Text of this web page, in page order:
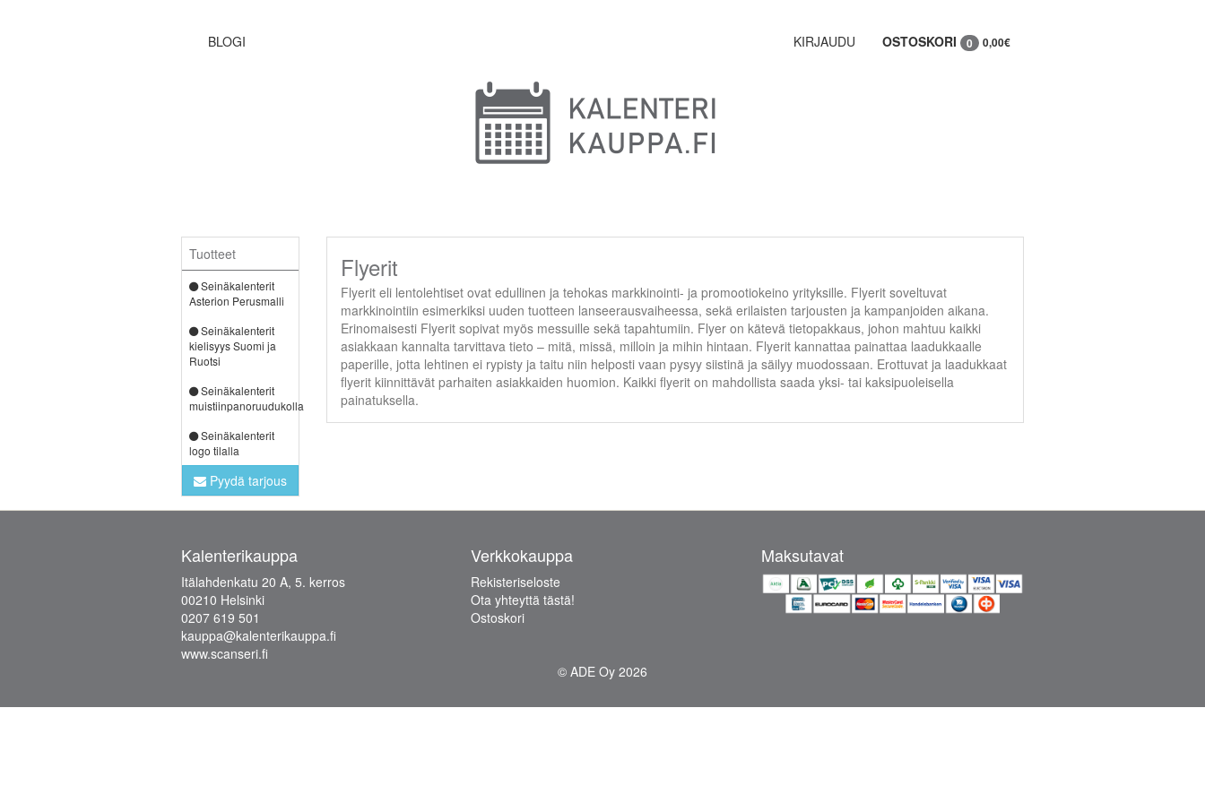
BLOGI KIRJAUDU OSTOSKORI 0 0,00€
Tuotteet
Seinäkalenterit
Asterion Perusmalli
Seinäkalenterit
kielisyys Suomi ja
Ruotsi
Seinäkalenterit
muistiinpanoruudukolla
Seinäkalenterit
logo tilalla
Pyydä tarjous
Flyerit
Flyerit eli lentolehtiset ovat edullinen ja tehokas markkinointi- ja promootiokeino yrityksille. Flyerit soveltuvat
markkinointiin esimerkiksi uuden tuotteen lanseerausvaiheessa, sekä erilaisten tarjousten ja kampanjoiden aikana.
Erinomaisesti Flyerit sopivat myös messuille sekä tapahtumiin. Flyer on kätevä tietopakkaus, johon mahtuu kaikki
asiakkaan kannalta tarvittava tieto – mitä, missä, milloin ja mihin hintaan. Flyerit kannattaa painattaa laadukkaalle
paperille, jotta lehtinen ei rypisty ja taitu niin helposti vaan pysyy siistinä ja säilyy muodossaan. Erottuvat ja laadukkaat
flyerit kiinnittävät parhaiten asiakkaiden huomion. Kaikki flyerit on mahdollista saada yksi- tai kaksipuoleisella
painatuksella.
Kalenterikauppa
Itälahdenkatu 20 A, 5. kerros
00210 Helsinki
0207 619 501
kauppa@kalenterikauppa.fi
www.scanseri.fi
Verkkokauppa
Rekisteriseloste
Ota yhteyttä tästä!
Ostoskori
Maksutavat
© ADE Oy 2026